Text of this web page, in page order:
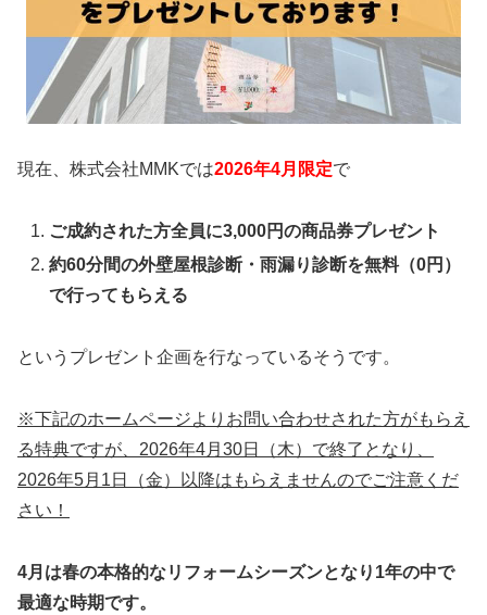
現在、株式会社MMKでは2026年4月限定で
ご成約された方全員に3,000円の商品券プレゼント
約60分間の外壁屋根診断・雨漏り診断を無料（0円）
で行ってもらえる
というプレゼント企画を行なっているそうです。
※下記のホームページよりお問い合わせされた方がもらえ
る特典ですが、2026年4月30日（木）で終了となり、
2026年5月1日（金）以降はもらえませんのでご注意くだ
さい！
4月は春の本格的なリフォームシーズンとなり1年の中で
最適な時期です。